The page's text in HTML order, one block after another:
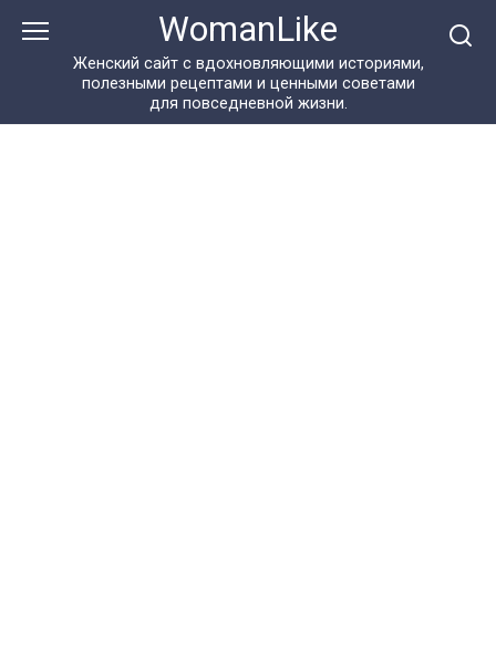
WomanLike
Женский сайт с вдохновляющими историями,
полезными рецептами и ценными советами
для повседневной жизни.